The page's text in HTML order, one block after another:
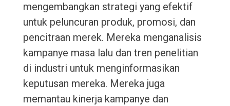
mengembangkan strategi yang efektif
untuk peluncuran produk, promosi, dan
pencitraan merek. Mereka menganalisis
kampanye masa lalu dan tren penelitian
di industri untuk menginformasikan
keputusan mereka. Mereka juga
memantau kinerja kampanye dan